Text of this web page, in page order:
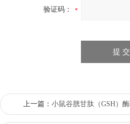
验证码：
上一篇： 小鼠谷胱甘肽（GSH）